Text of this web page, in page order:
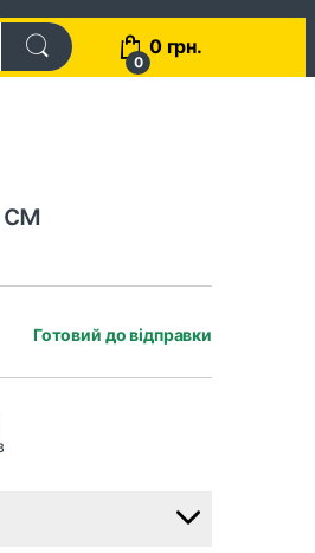
0
0 грн.
Готовий до відправки